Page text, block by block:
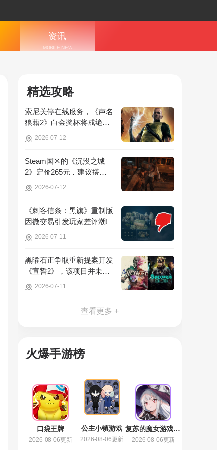
资讯
MOBILE NEW
精选攻略
索尼关停在线服务，《声名
狼藉2》白金奖杯将成绝
2026-07-12
Steam国区的《沉没之城
2》定价265元，建议搭配4
2026-07-12
《刺客信条：黑旗》重制版
因微交易引发玩家差评潮!
2026-07-11
黑曜石正争取重新提案开发
《宣誓2》，该项目并未彻
2026-07-11
查看更多 +
火爆手游榜
公主小镇游戏
2026-08-06更新
口袋王牌
2026-08-06更新
复苏的魔女游戏最新版
2026-08-06更新